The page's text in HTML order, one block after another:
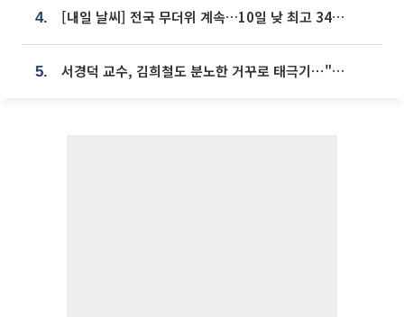
4. [내일 날씨] 전국 무더위 계속…10일 낮 최고 34도 육박
5. 서경덕 교수, 김희철도 분노한 거꾸로 태극기⋯"엉터리는 아냐, 아쉬울 뿐"